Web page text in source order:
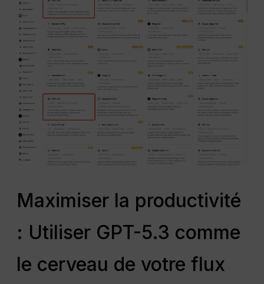
Maximiser la productivité
: Utiliser GPT-5.3 comme
le cerveau de votre flux